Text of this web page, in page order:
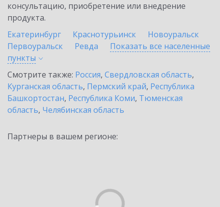
консультацию, приобретение или внедрение
продукта.
Екатеринбург
Краснотурьинск
Новоуральск
Первоуральск
Ревда
Показать все населенные
пункты
Смотрите также: Россия, Свердловская область,
Курганская область, Пермский край, Республика
Башкортостан, Республика Коми, Тюменская
область, Челябинская область
Партнеры в вашем регионе: